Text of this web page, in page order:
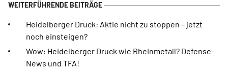
Heidelberger Druck: Aktie nicht zu stoppen – jetzt
noch einsteigen?
Wow: Heidelberger Druck wie Rheinmetall? Defense-
News und TFA!